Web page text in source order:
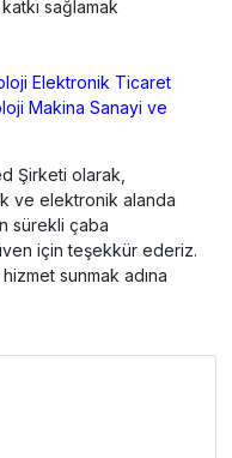
sağlamak
Elektronik Ticaret
Makina Sanayi ve
Şirketi olarak,
ve elektronik alanda
sürekli çaba
için teşekkür ederiz.
sunmak adına